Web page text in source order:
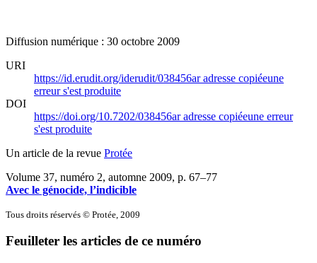
Diffusion numérique : 30 octobre 2009
URI
https://id.erudit.org/iderudit/038456aradresse copiéeune
erreur s'est produite
DOI
https://doi.org/10.7202/038456aradresse copiéeune erreur
s'est produite
Un article de la revue Protée
Volume 37, numéro 2, automne 2009, p. 67–77
Avec le génocide, l’indicible
Tous droits réservés © Protée, 2009
Feuilleter les articles de ce numéro